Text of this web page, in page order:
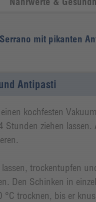
mit pikanten
Antipasti
kochfesten
ziehen lassen.
trockentupfen
Den Schinken in
°C trocknen, bis er